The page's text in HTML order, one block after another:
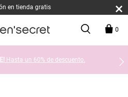
en tienda gratis
0
Hasta un 60% de descuento.